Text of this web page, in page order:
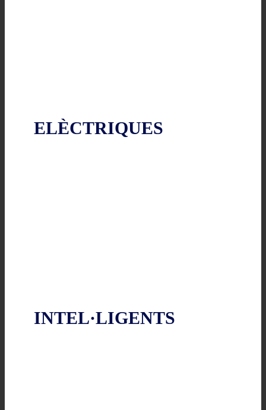
ELÈCTRIQUES
INTEL·LIGENTS